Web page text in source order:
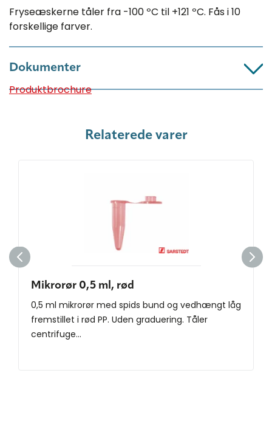
Fryseæskerne tåler fra -100 ºC til +121 ºC. Fås i 10
forskellige farver.
Dokumenter
Produktbrochure
Relaterede varer
Mikrorør 0,5 ml, rød
0,5 ml mikrorør med spids bund og vedhængt låg
fremstillet i rød PP. Uden graduering. Tåler
centrifuge...